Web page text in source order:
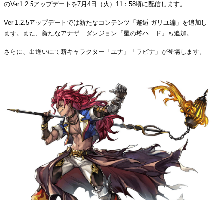
のVer1.2.5アップデートを7月4日（火）11：58頃に配信します。
Ver 1.2.5アップデートでは新たなコンテンツ「邂逅 ガリユ編」を追加し
ます。また、新たなアナザーダンジョン「星の塔ハード」も追加。
さらに、出逢いにて新キャラクター「ユナ」「ラビナ」が登場します。